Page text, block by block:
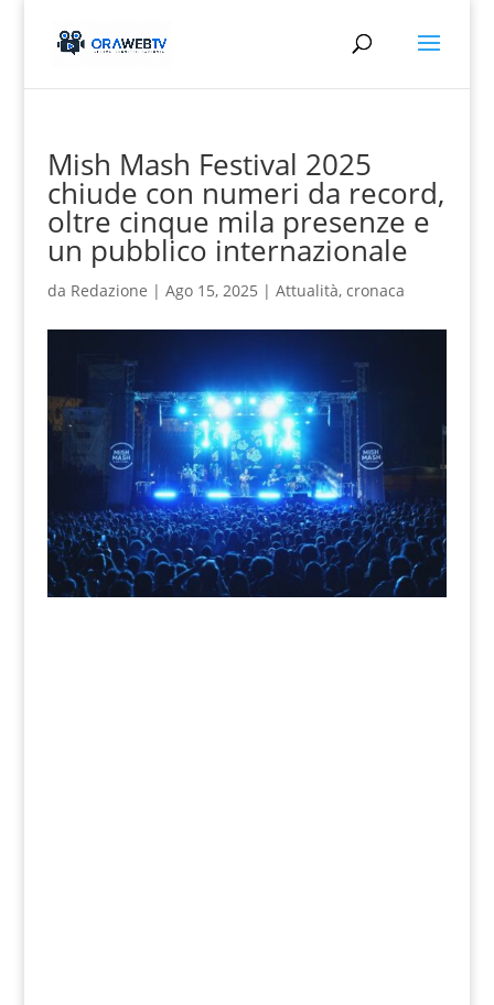
Mish Mash Festival 2025
chiude con numeri da record,
oltre cinque mila presenze e
un pubblico internazionale
da Redazione | Ago 15, 2025 | Attualità, cronaca